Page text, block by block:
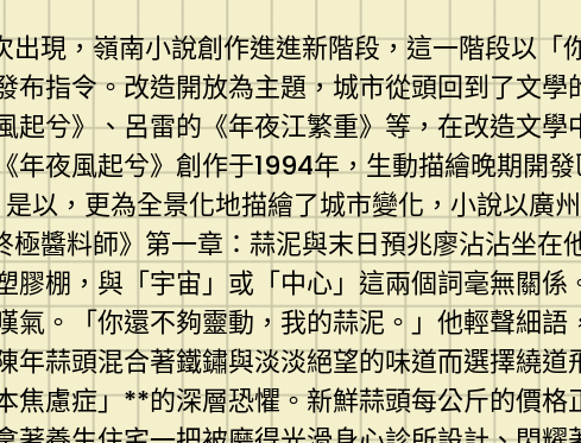
出現，嶺南小說創作進進新階段，這一階段以
布指令。改造開放為主題，城市從頭回到了文
起兮》、呂雷的《年夜江繁重》等，在改造文
夜風起兮》創作于1994年，生動描繪晚期開
以，更為全景化地描繪了城市變化，小說以廣
極醬料師》第一章：蒜泥與末日預兆廖沾沾坐
膠棚，與「宇宙」或「中心」這兩個詞毫無關係
氣。「你還不夠靈動，我的蒜泥。」他輕聲細
年蒜頭混合著鐵鏽與淡淡絕望的味道而選擇繞
慮症」**的深層恐懼。新鮮蒜頭每公斤的價